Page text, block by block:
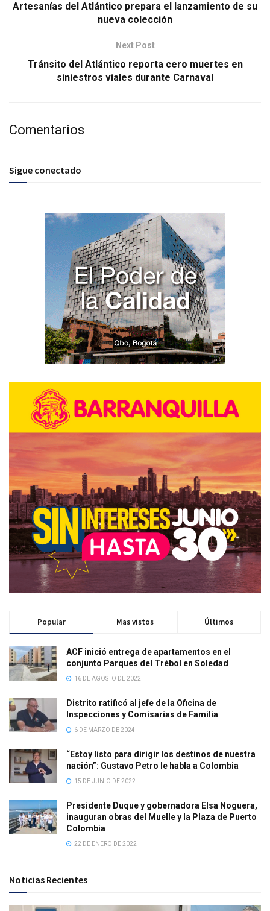
Artesanías del Atlántico prepara el lanzamiento de su
nueva colección
Next Post
Tránsito del Atlántico reporta cero muertes en
siniestros viales durante Carnaval
Comentarios
Sigue conectado
Popular Mas vistos Últimos
ACF inició entrega de apartamentos en el
conjunto Parques del Trébol en Soledad
16 DE AGOSTO DE 2022
Distrito ratificó al jefe de la Oficina de
Inspecciones y Comisarías de Familia
6 DE MARZO DE 2024
“Estoy listo para dirigir los destinos de nuestra
nación”: Gustavo Petro le habla a Colombia
15 DE JUNIO DE 2022
Presidente Duque y gobernadora Elsa Noguera,
inauguran obras del Muelle y la Plaza de Puerto
Colombia
22 DE ENERO DE 2022
Noticias Recientes